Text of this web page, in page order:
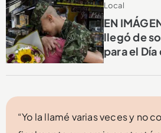
Local
EN
llegó de
para el
“Yo la llamé varias veces y no